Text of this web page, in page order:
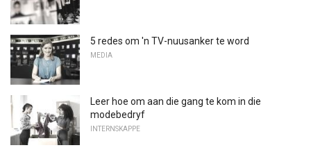
5 redes om 'n TV-nuusanker te word
MEDIA
Leer hoe om aan die gang te kom in die
modebedryf
INTERNSKAPPE